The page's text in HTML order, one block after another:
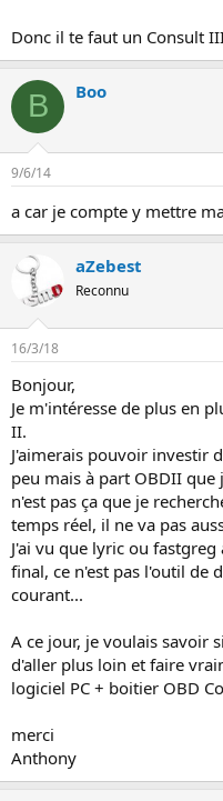
Donc il te faut un Consult
B Boo
9/6/14
a car je compte y mettre
aZebest
Reconnu
16/3/18
Bonjour,
Je m'intéresse de plus en
II.
J'aimerais pouvoir investir
peu mais à part OBDII
n'est pas ça que je
temps réel, il ne va pas
J'ai vu que lyric ou
final, ce n'est pas l'outil de
courant...
A ce jour, je voulais savoir
d'aller plus loin et faire
logiciel PC + boitier OBD
merci
Anthony